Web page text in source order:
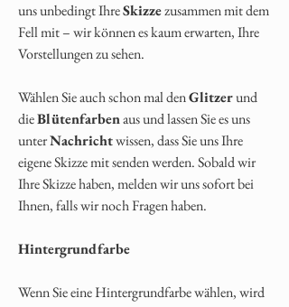
uns unbedingt IhreSkizzezusammen mit dem
Fell mit – wir können es kaum erwarten, Ihre
Vorstellungen zu sehen.
Wählen Sie auch schon mal denGlitzerund
dieBlütenfarbenaus und lassen Sie es uns
unterNachrichtwissen, dass Sie uns Ihre
eigene Skizze mit senden werden. Sobald wir
Ihre Skizze haben, melden wir uns sofort bei
Ihnen, falls wir noch Fragen haben.
Hintergrundfarbe
Wenn Sie eine Hintergrundfarbe wählen, wird